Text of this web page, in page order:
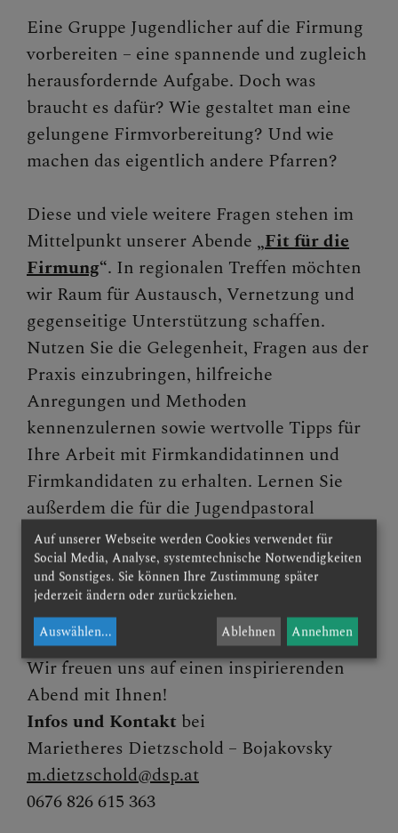
Bischof
Personen
Diözesane Verwaltung
Pfarren
Caritas St. Pölten & NÖ-West
Familie
Presse und Aktuelles
Gewalt & Missbrauch
Eine Gruppe Jugendlicher auf die Firmung
vorbereiten – eine spannende und zugleich
herausfordernde Aufgabe. Doch was
braucht es dafür? Wie gestaltet man eine
gelungene Firmvorbereitung? Und wie
machen das eigentlich andere Pfarren?
Diese und viele weitere Fragen stehen im
Mittelpunkt unserer Abende „Fit für die
Firmung“. In regionalen Treffen möchten
wir Raum für Austausch, Vernetzung und
gegenseitige Unterstützung schaffen.
Nutzen Sie die Gelegenheit, Fragen aus der
Praxis einzubringen, hilfreiche
Anregungen und Methoden
kennenzulernen sowie wertvolle Tipps für
Ihre Arbeit mit Firmkandidatinnen und
Firmkandidaten zu erhalten. Lernen Sie
außerdem die für die Jugendpastoral
zuständigen Teams Ihrer Region kennen
und kommen Sie mit Kolleginnen und
Kollegen aus den benachbarten Pfarren
und Pfarrverbänden ins Gespräch.
Wir freuen uns auf einen inspirierenden
Abend mit Ihnen!
Infos und Kontakt bei
Marietheres Dietzschold – Bojakovsky
m.dietzschold@dsp.at
0676 826 615 363
Auf unserer Webseite werden Cookies verwendet für
Social Media, Analyse, systemtechnische Notwendigkeiten
und Sonstiges. Sie können Ihre Zustimmung später
jederzeit ändern oder zurückziehen.
Auswählen... Ablehnen Annehmen